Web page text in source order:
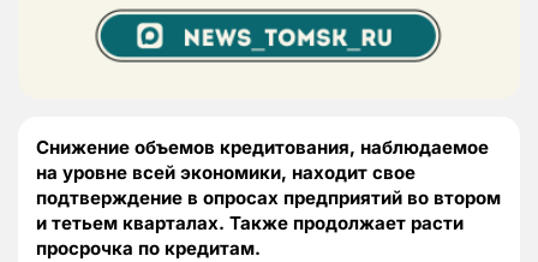
Снижение объемов кредитования, наблюдаемое
на уровне всей экономики, находит свое
подтверждение в опросах предприятий во втором
и тетьем кварталах. Также продолжает расти
просрочка по кредитам.